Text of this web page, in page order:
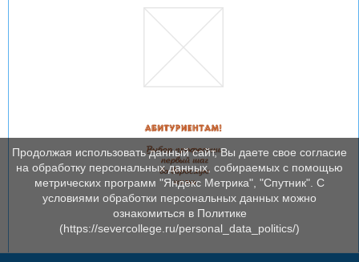
Продолжая использовать данный сайт, Вы даете свое согласие
на обработку персональных данных, собираемых с помощью
метрических программ "Яндекс Метрика", "Спутник". С
условиями обработки персональных данных можно
ознакомиться в Политике
(https://severcollege.ru/personal_data_politics/)